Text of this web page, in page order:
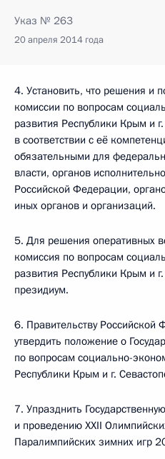
Указ № 263
20 апреля 2014 года
4. Установить, что решения и
комиссии по вопросам
развития Республики Крым и
в соответствии с её
обязательными для
власти, органов
Российской Федерации,
иных органов и организаций.
5. Для решения оперативных
комиссия по вопросам
развития Республики Крым и
президиум.
6. Правительству
утвердить положение о
по вопросам социально-
Республики Крым и г.
7. Упразднить
и проведению XXII
Паралимпийских зимних игр